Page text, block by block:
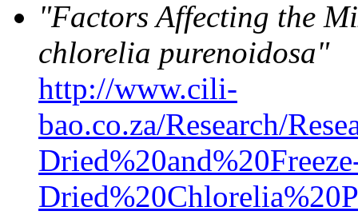
"Factors Affecting the
chlorelia purenoidosa"
http://www.cili-
bao.co.za/Research/